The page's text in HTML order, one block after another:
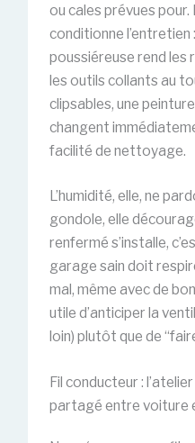
ou cales prévues pour.
conditionne l’entretien
poussiéreuse rend les
les outils collants au
clipsables, une
changent
facilité de nettoyage.
L’humidité, elle, ne
gondole, elle
renfermé s’installe,
garage sain doit
mal, même avec de
utile d’anticiper la
loin) plutôt que de
Fil conducteur :
partagé entre voiture